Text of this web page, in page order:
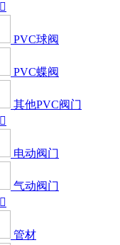

PVC球阀
PVC蝶阀
其他PVC阀门

电动阀门
气动阀门

管材